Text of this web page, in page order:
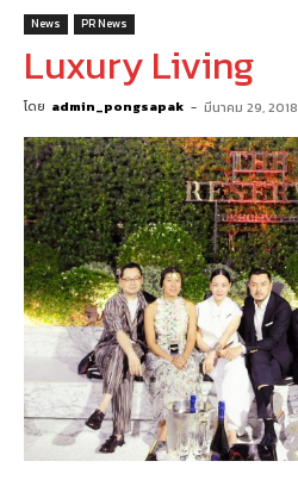
News PR News
Luxury Living
โดย admin_pongsapak - มีนาคม 29, 2018